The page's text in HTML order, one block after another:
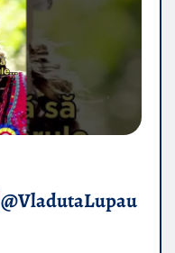
​@VladutaLupau